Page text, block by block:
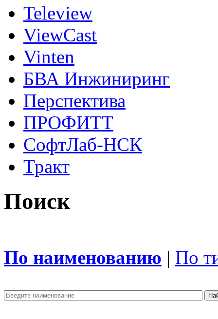
Teleview
ViewCast
Vinten
БВА Инжиниринг
Перспектива
ПРОФИТТ
СофтЛаб-НСК
Тракт
Поиск
По наименованию | По